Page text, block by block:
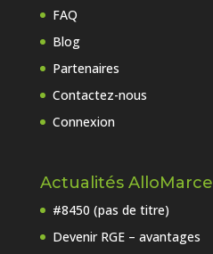
FAQ
Blog
Partenaires
Contactez-nous
Connexion
Actualités AlloMarcel
#8450 (pas de titre)
Devenir RGE – avantages